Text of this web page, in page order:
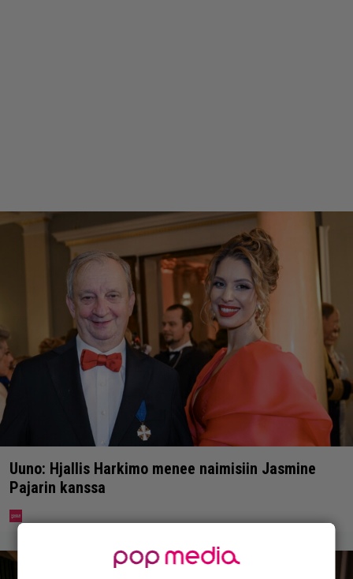
Uuno: Hjallis Harkimo menee naimisiin Jasmine
Pajarin kanssa